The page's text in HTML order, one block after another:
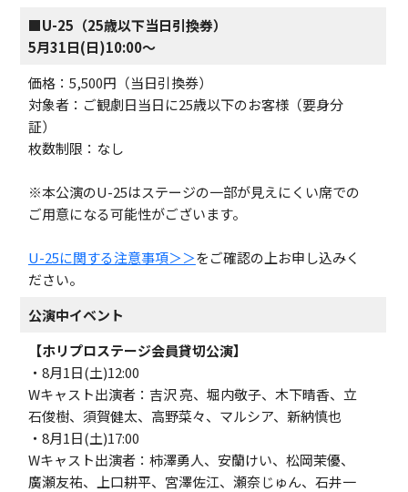
■U-25（25歳以下当日引換券）
5月31日(日)10:00～
価格：5,500円（当日引換券）
対象者：ご観劇日当日に25歳以下のお客様（要身分
証）
枚数制限：なし
※本公演のU-25はステージの一部が見えにくい席での
ご用意になる可能性がございます。
U-25に関する注意事項＞＞をご確認の上お申し込みく
ださい。
公演中イベント
【ホリプロステージ会員貸切公演】
・8月1日(土)12:00
Wキャスト出演者：吉沢 亮、堀内敬子、木下晴香、立
石俊樹、須賀健太、高野菜々、マルシア、新納慎也
・8月1日(土)17:00
Wキャスト出演者：柿澤勇人、安蘭けい、松岡茉優、
廣瀬友祐、上口耕平、宮澤佐江、瀬奈じゅん、石井一